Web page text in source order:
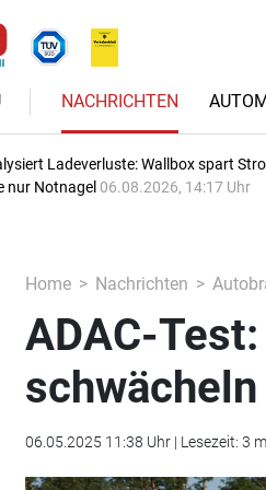
NACHRICHTEN
Ladeverluste: Wallbox spart
nur Notnagel 06.08.2026, 14:17 Uhr
Home Nachrichten
ADAC-
06.05.2025 11:38 Uhr | Lesezeit: 3